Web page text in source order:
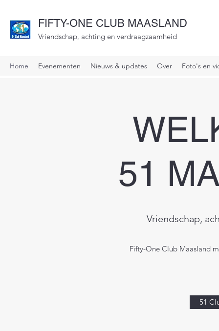
FIFTY-ONE CLUB MAASLAND
Vriendschap, achting en verdraagzaamheid
Home Evenementen Nieuws & updates Over Foto's en
51
Vriendschap,
Fifty-One Club Maasland
51